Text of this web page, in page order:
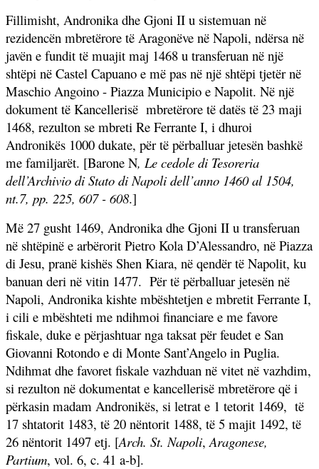
Fillimisht, Andronika dhe Gjoni II u sistemuan në
rezidencën mbretërore të Aragonëve në Napoli, ndërsa në
javën e fundit të muajit maj 1468 u transferuan në një
shtëpi në Castel Capuano e më pas në një shtëpi tjetër në
Maschio Angoino - Piazza Municipio e Napolit. Në një
dokument të Kancellerisë mbretërore të datës të 23 maji
1468, rezulton se mbreti Re Ferrante I, i dhuroi
Andronikës 1000 dukate, për të përballuar jetesën bashkë
me familjarët. [Barone N, Le cedole di Tesoreria
dell’Archivio di Stato di Napoli dell’anno 1460 al 1504,
nt.7, pp. 225, 607 - 608.]
Më 27 gusht 1469, Andronika dhe Gjoni II u transferuan
në shtëpinë e arbërorit Pietro Kola D’Alessandro, në Piazza
di Jesu, pranë kishës Shen Kiara, në qendër të Napolit, ku
banuan deri në vitin 1477. Për të përballuar jetesën në
Napoli, Andronika kishte mbështetjen e mbretit Ferrante I,
i cili e mbështeti me ndihmoi financiare e me favore
fiskale, duke e përjashtuar nga taksat për feudet e San
Giovanni Rotondo e di Monte Sant’Angelo in Puglia.
Ndihmat dhe favoret fiskale vazhduan në vitet në vazhdim,
si rezulton në dokumentat e kancellerisë mbretërore që i
përkasin madam Andronikës, si letrat e 1 tetorit 1469, të
17 shtatorit 1483, të 20 nëntorit 1488, të 5 majit 1492, të
26 nëntorit 1497 etj. [Arch. St. Napoli, Aragonese,
Partium, vol. 6, c. 41 a-b].